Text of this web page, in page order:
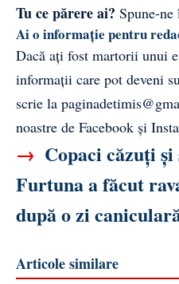
Tu ce părere ai? Spune-
Ai o informație pentru
Dacă ați fost martorii unui
informații care pot deveni
scrie la
noastre de Facebook și
→ Copaci căzuți
Furtuna a făcut
după o zi
Articole similare